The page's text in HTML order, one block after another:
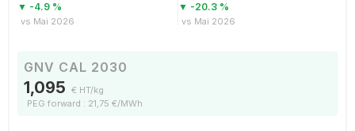
▼ -4.9 %
vs Mai 2026
▼ -20.3 %
vs Mai 2026
GNV CAL 2030
1,095 € HT/kg
PEG forward : 21,75 €/MWh